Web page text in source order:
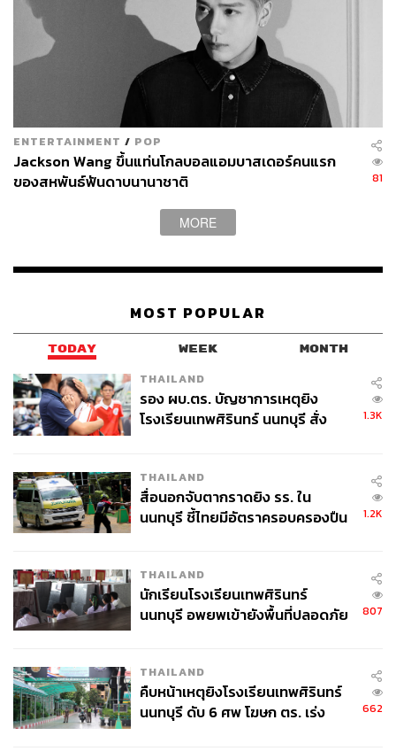
โรงแรมตั้งอยู่ในย่านธุรกิจและช้อปปิ้งชั้นนำ ห่างจาก
รถไฟฟ้าใต้ดินเพียง 2 นาที มีซูเปอร์มาร์เก็ตเปิดตลอด 24
ชั่วโมงอยู่ติดกัน นั่งรถรางไปเซ็นทรัลได้แค่ก้าวออกประตู
SOGO และ Times Square อยู่แค่ระยะเดินเท้า แต่ที่สำคัญ
ย่านที่คนฮ่องกงตัวจริงเลือกมากิน ช้อป และใช้ชีวิต ซึ่งทำให้
การพักที่นี่รู้สึกได้กลิ่นอายของเมืองจริงๆ ไม่ใช่แค่ภาพ
โปสการ์ด
ตื่นมาเจอสวนสาธารณะใหญ่ที่สุดบนเกาะฮ่องกง
อยู่ตรงหน้า
Victoria Park ไม่ได้อยู่ใกล้โรงแรม มันอยู่ตรงข้ามพอดี ใน
เมืองที่แทบไม่มีพื้นที่สีเขียว การที่ได้ตื่นมาเปิดหน้าต่างแล้ว
เห็นต้นไม้แทนคอนกรีตนั้นหาไม่ได้จากโรงแรมอื่นใน
ENTERTAINMENT / POP
Jackson Wang ขึ้นแท่นโกลบอลแอมบาสเดอร์คนแรก
ของสหพันธ์ฟันดาบนานาชาติ
81
MORE
MOST POPULAR
TODAY WEEK MONTH
THAILAND
รอง ผบ.ตร. บัญชาการเหตุยิง
โรงเรียนเทพศิรินทร์ นนทบุรี สั่ง
1.3K
THAILAND
สื่อนอกจับตากราดยิง รร. ใน
นนทบุรี ชี้ไทยมีอัตราครอบครองปืน
1.2K
THAILAND
นักเรียนโรงเรียนเทพศิรินทร์
นนทบุรี อพยพเข้ายังพื้นที่ปลอดภัย
807
THAILAND
คืบหน้าเหตุยิงโรงเรียนเทพศิรินทร์
นนทบุรี ดับ 6 ศพ โฆษก ตร. เร่ง
662